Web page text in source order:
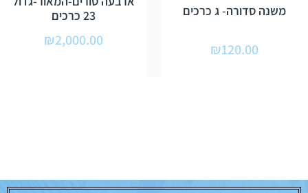
משנה סדורה- ג כרכים
₪120.00
23 כרכים
₪2,000.00